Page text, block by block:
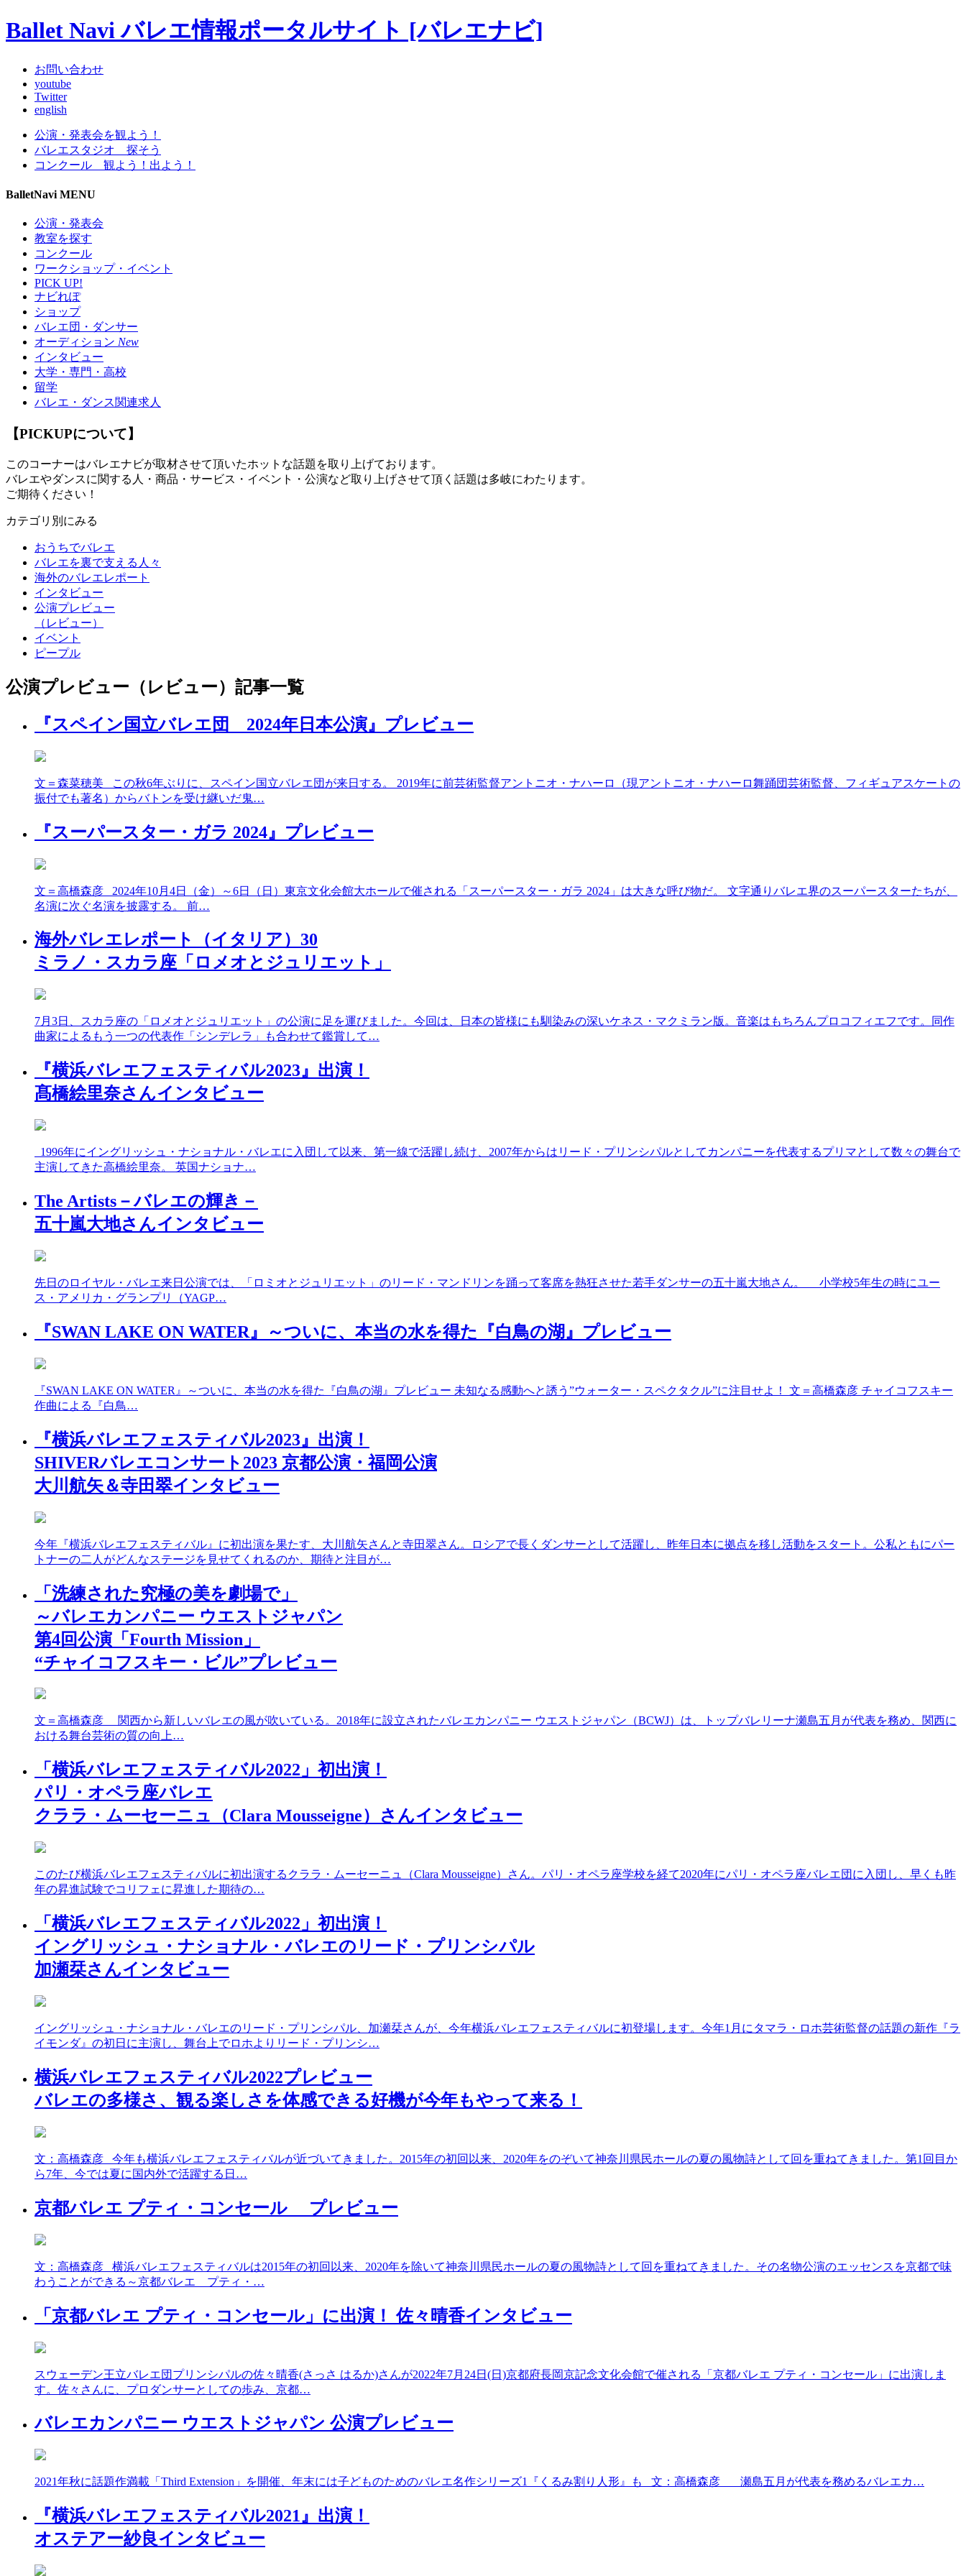
Ballet Navi バレエ情報ポータルサイト [バレエナビ]
お問い合わせ
youtube
Twitter
english
公演・発表会を観よう！
バレエスタジオ 探そう
コンクール 観よう！出よう！
BalletNavi MENU
公演・発表会
教室を探す
コンクール
ワークショップ・イベント
PICK UP!
ナビれぽ
ショップ
バレエ団・ダンサー
オーディション New
インタビュー
大学・専門・高校
留学
バレエ・ダンス関連求人
【PICKUPについて】
このコーナーはバレエナビが取材させて頂いたホットな話題を取り上げております。
バレエやダンスに関する人・商品・サービス・イベント・公演など取り上げさせて頂く話題は多岐にわたります。
ご期待ください！
カテゴリ別にみる
おうちでバレエ
バレエを裏で支える人々
海外のバレエレポート
インタビュー
公演プレビュー
（レビュー）
イベント
ピープル
公演プレビュー（レビュー）記事一覧
『スペイン国立バレエ団 2024年日本公演』プレビュー
文＝森菜穂美 この秋6年ぶりに、スペイン国立バレエ団が来日する。 2019年に前芸術監督アントニオ・ナハーロ（現アントニオ・ナハーロ舞踊団芸術監督、フィギュアスケートの
振付でも著名）からバトンを受け継いだ鬼…
『スーパースター・ガラ 2024』プレビュー
文＝高橋森彦 2024年10月4日（金）～6日（日）東京文化会館大ホールで催される「スーパースター・ガラ 2024」は大きな呼び物だ。 文字通りバレエ界のスーパースターたちが、
名演に次ぐ名演を披露する。 前…
海外バレエレポート（イタリア）30
ミラノ・スカラ座「ロメオとジュリエット」
7月3日、スカラ座の「ロメオとジュリエット」の公演に足を運びました。今回は、日本の皆様にも馴染みの深いケネス・マクミラン版。音楽はもちろんプロコフィエフです。同作
曲家によるもう一つの代表作「シンデレラ」も合わせて鑑賞して…
『横浜バレエフェスティバル2023』出演！
髙橋絵里奈さんインタビュー
1996年にイングリッシュ・ナショナル・バレエに入団して以来、第一線で活躍し続け、2007年からはリード・プリンシパルとしてカンパニーを代表するプリマとして数々の舞台で
主演してきた高橋絵里奈。 英国ナショナ…
The Artists－バレエの輝き－
五十嵐大地さんインタビュー
先日のロイヤル・バレエ来日公演では、「ロミオとジュリエット」のリード・マンドリンを踊って客席を熱狂させた若手ダンサーの五十嵐大地さん。 小学校5年生の時にユー
ス・アメリカ・グランプリ（YAGP…
『SWAN LAKE ON WATER』～ついに、本当の水を得た『白鳥の湖』プレビュー
『SWAN LAKE ON WATER』～ついに、本当の水を得た『白鳥の湖』プレビュー 未知なる感動へと誘う”ウォーター・スペクタクル”に注目せよ！ 文＝高橋森彦 チャイコフスキー
作曲による『白鳥…
『横浜バレエフェスティバル2023』出演！
SHIVERバレエコンサート2023 京都公演・福岡公演
大川航矢＆寺田翠インタビュー
今年『横浜バレエフェスティバル』に初出演を果たす、大川航矢さんと寺田翠さん。ロシアで長くダンサーとして活躍し、昨年日本に拠点を移し活動をスタート。公私ともにパー
トナーの二人がどんなステージを見せてくれるのか、期待と注目が…
「洗練された究極の美を劇場で」
～バレエカンパニー ウエストジャパン
第4回公演「Fourth Mission」
“チャイコフスキー・ビル”プレビュー
文＝高橋森彦 関西から新しいバレエの風が吹いている。2018年に設立されたバレエカンパニー ウエストジャパン（BCWJ）は、トップバレリーナ瀬島五月が代表を務め、関西に
おける舞台芸術の質の向上…
「横浜バレエフェスティバル2022」初出演！
パリ・オペラ座バレエ
クララ・ムーセーニュ（Clara Mousseigne）さんインタビュー
このたび横浜バレエフェスティバルに初出演するクララ・ムーセーニュ（Clara Mousseigne）さん。パリ・オペラ座学校を経て2020年にパリ・オペラ座バレエ団に入団し、早くも昨
年の昇進試験でコリフェに昇進した期待の…
「横浜バレエフェスティバル2022」初出演！
イングリッシュ・ナショナル・バレエのリード・プリンシパル
加瀬栞さんインタビュー
イングリッシュ・ナショナル・バレエのリード・プリンシパル、加瀬栞さんが、今年横浜バレエフェスティバルに初登場します。今年1月にタマラ・ロホ芸術監督の話題の新作『ラ
イモンダ』の初日に主演し、舞台上でロホよりリード・プリンシ…
横浜バレエフェスティバル2022プレビュー
バレエの多様さ、観る楽しさを体感できる好機が今年もやって来る！
文：高橋森彦 今年も横浜バレエフェスティバルが近づいてきました。2015年の初回以来、2020年をのぞいて神奈川県民ホールの夏の風物詩として回を重ねてきました。第1回目か
ら7年、今では夏に国内外で活躍する日…
京都バレエ プティ・コンセール プレビュー
文：高橋森彦 横浜バレエフェスティバルは2015年の初回以来、2020年を除いて神奈川県民ホールの夏の風物詩として回を重ねてきました。その名物公演のエッセンスを京都で味
わうことができる～京都バレエ プティ・…
「京都バレエ プティ・コンセール」に出演！ 佐々晴香インタビュー
スウェーデン王立バレエ団プリンシパルの佐々晴香(さっさ はるか)さんが2022年7月24日(日)京都府長岡京記念文化会館で催される「京都バレエ プティ・コンセール」に出演しま
す。佐々さんに、プロダンサーとしての歩み、京都…
バレエカンパニー ウエストジャパン 公演プレビュー
2021年秋に話題作満載「Third Extension」を開催、年末には子どものためのバレエ名作シリーズ1『くるみ割り人形』も 文：高橋森彦 瀬島五月が代表を務めるバレエカ…
『横浜バレエフェスティバル2021』出演！
オステアー紗良インタビュー